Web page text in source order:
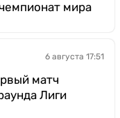
мира
6 августа 17:51
матч
Лиги